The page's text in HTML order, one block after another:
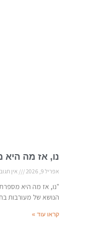
נו, אז מה
אפריל 9, 2026 אין
"נו, אז מה היא
הנושא של מעורבות
קראו עוד »